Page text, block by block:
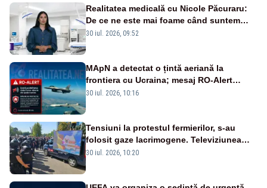
Realitatea medicală cu Nicole Păcuraru:
De ce ne este mai foame când suntem
obosiți?
30 iul. 2026, 09:52
MApN a detectat o țintă aeriană la
frontiera cu Ucraina; mesaj RO-Alert
transmis în județul Tulcea
30 iul. 2026, 10:16
Tensiuni la protestul fermierilor, s-au
folosit gaze lacrimogene. Televiziunea
Poporului face apel la calm – LIVE TEXT
30 iul. 2026, 10:20